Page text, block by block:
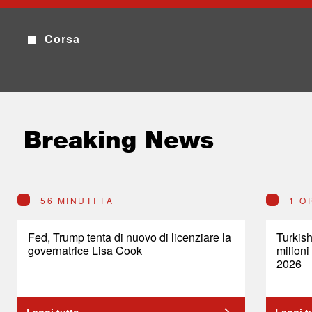
Corsa
Breaking News
56 MINUTI FA
Fed, Trump tenta di nuovo di licenziare la
governatrice Lisa Cook
1
2026